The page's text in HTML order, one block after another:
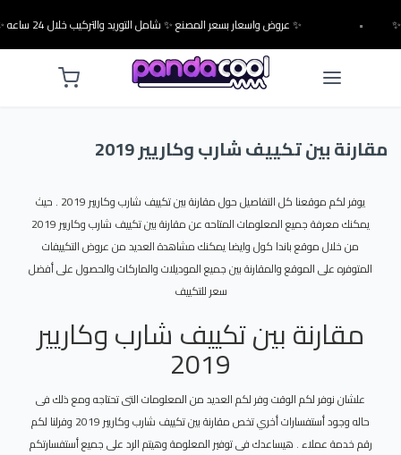
✨ عروض واسعار بسعر المصنع ✨ شامل التوريد والتركيب خلال 24 ساعه ✨ •
مقارنة بين تكييف شارب وكاريير 2019
يوفر لكم موقعنا كل التفاصيل حول مقارنة بين تكييف شارب وكاريير 2019 . حيث
يمكنك معرفة جميع المعلومات المتاحه عن مقارنة بين تكييف شارب وكاريير 2019
من خلال موقع باندا كول وايضا يمكنك مشاهدة العديد من عروض التكييفات
المتوفره على الموقع والمقارنة بين جميع الموديلات والماركات والحصول على أفضل
سعر للتكييف
مقارنة بين تكييف شارب وكاريير
2019
علشان نوفر لكم الوقت وفر لكم العديد من المعلومات التى تحتاجه ومع ذلك فى
حاله وجود أستفسارات أخري تخص مقارنة بين تكييف شارب وكاريير 2019 وفرلنا لكم
رقم خدمة عملاء . هيساعدك فى توفير المعلومة وهيتم الرد على جميع أستفسارتكم